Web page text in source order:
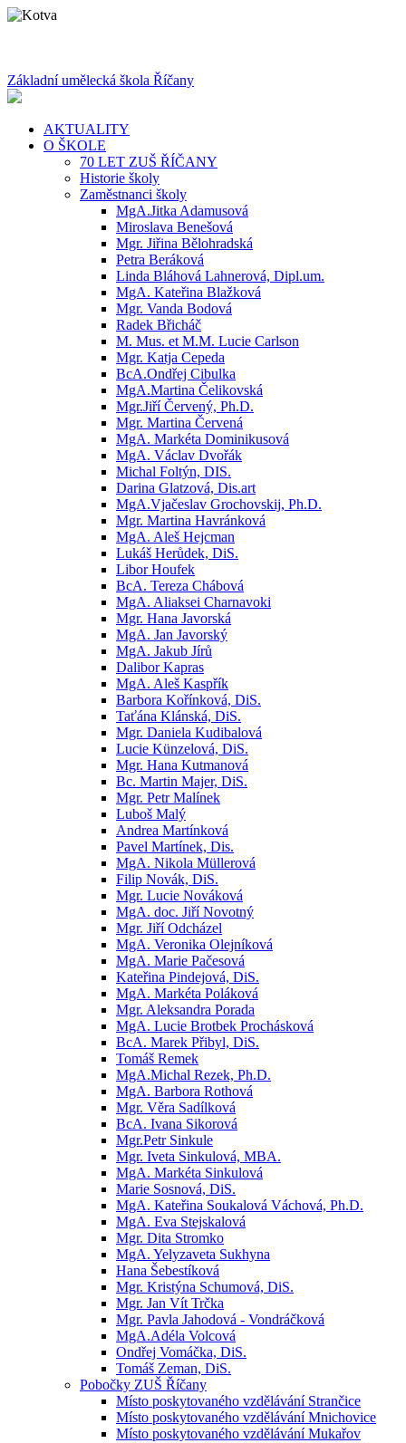
Základní umělecká škola Říčany
AKTUALITY
O ŠKOLE
70 LET ZUŠ ŘÍČANY
Historie školy
Zaměstnanci školy
MgA.Jitka Adamusová
Miroslava Benešová
Mgr. Jiřina Bělohradská
Petra Beráková
Linda Bláhová Lahnerová, Dipl.um.
MgA. Kateřina Blažková
Mgr. Vanda Bodová
Radek Břicháč
M. Mus. et M.M. Lucie Carlson
Mgr. Katja Cepeda
BcA.Ondřej Cibulka
MgA.Martina Čelikovská
Mgr.Jiří Červený, Ph.D.
Mgr. Martina Červená
MgA. Markéta Dominikusová
MgA. Václav Dvořák
Michal Foltýn, DIS.
Darina Glatzová, Dis.art
MgA.Vjačeslav Grochovskij, Ph.D.
Mgr. Martina Havránková
MgA. Aleš Hejcman
Lukáš Herůdek, DiS.
Libor Houfek
BcA. Tereza Chábová
MgA. Aliaksei Charnavoki
Mgr. Hana Javorská
MgA. Jan Javorský
MgA. Jakub Jírů
Dalibor Kapras
MgA. Aleš Kaspřík
Barbora Kořínková, DiS.
Taťána Klánská, DiS.
Mgr. Daniela Kudibalová
Lucie Künzelová, DiS.
Mgr. Hana Kutmanová
Bc. Martin Majer, DiS.
Mgr. Petr Malínek
Luboš Malý
Andrea Martínková
Pavel Martínek, Dis.
MgA. Nikola Müllerová
Filip Novák, DiS.
Mgr. Lucie Nováková
MgA. doc. Jiří Novotný
Mgr. Jiří Odcházel
MgA. Veronika Olejníková
MgA. Marie Pačesová
Kateřina Pindejová, DiS.
MgA. Markéta Poláková
Mgr. Aleksandra Porada
MgA. Lucie Brotbek Prochásková
BcA. Marek Přibyl, DiS.
Tomáš Remek
MgA.Michal Rezek, Ph.D.
MgA. Barbora Rothová
Mgr. Věra Sadílková
BcA. Ivana Sikorová
Mgr.Petr Sinkule
Mgr. Iveta Sinkulová, MBA.
MgA. Markéta Sinkulová
Marie Sosnová, DiS.
MgA. Kateřina Soukalová Váchová, Ph.D.
MgA. Eva Stejskalová
Mgr. Dita Stromko
MgA. Yelyzaveta Sukhyna
Hana Šebestíková
Mgr. Kristýna Schumová, DiS.
Mgr. Jan Vít Trčka
Mgr. Pavla Jahodová - Vondráčková
MgA.Adéla Volcová
Ondřej Vomáčka, DiS.
Tomáš Zeman, DiS.
Pobočky ZUŠ Říčany
Místo poskytovaného vzdělávání Strančice
Místo poskytovaného vzdělávání Mnichovice
Místo poskytovaného vzdělávání Mukařov